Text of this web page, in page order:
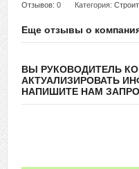
Отзывов: 0 Категория:
Еще отзывы о
ВЫ РУКОВОДИТЕЛЬ
АКТУАЛИЗИРОВАТЬ
НАПИШИТЕ НАМ